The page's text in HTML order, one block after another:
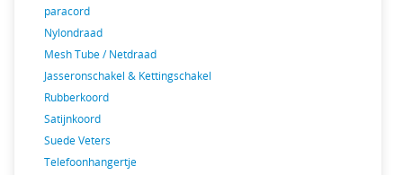
paracord
Nylondraad
Mesh Tube / Netdraad
Jasseronschakel & Kettingschakel
Rubberkoord
Satijnkoord
Suede Veters
Telefoonhangertje